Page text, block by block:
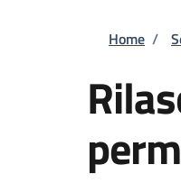
Home /